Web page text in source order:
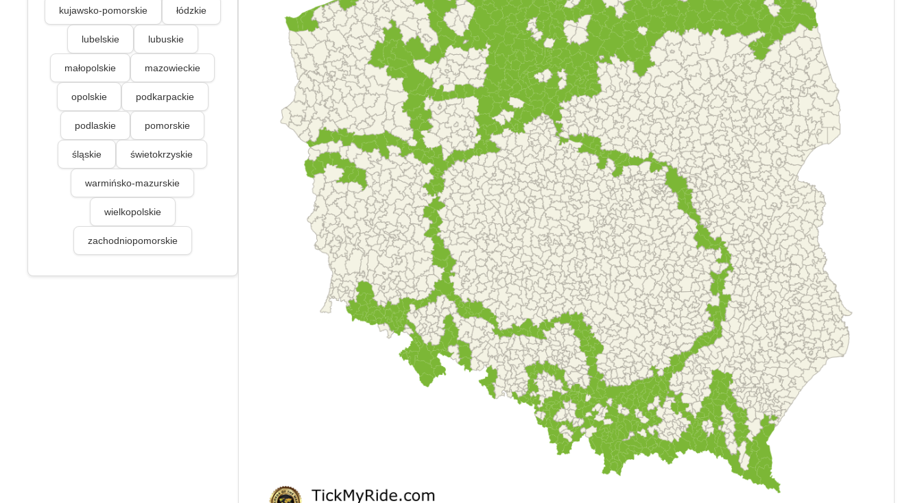
kujawsko-pomorskie łódzkie
lubelskie lubuskie
małopolskie mazowieckie
opolskie podkarpackie
podlaskie pomorskie
śląskie świetokrzyskie
warmińsko-mazurskie
wielkopolskie
zachodniopomorskie